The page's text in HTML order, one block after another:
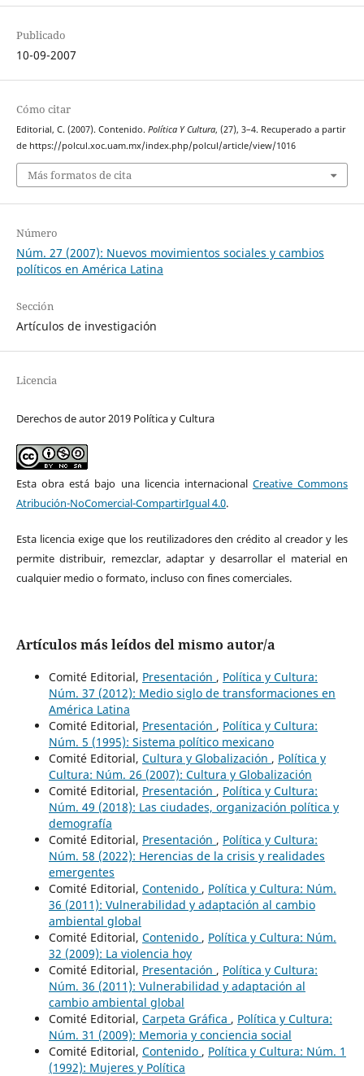
Publicado
10-09-2007
Cómo citar
Editorial, C. (2007). Contenido. Política Y Cultura, (27), 3–4. Recuperado a partir
de https://polcul.xoc.uam.mx/index.php/polcul/article/view/1016
Más formatos de cita
Número
Núm. 27 (2007): Nuevos movimientos sociales y cambios
políticos en América Latina
Sección
Artículos de investigación
Licencia
Derechos de autor 2019 Política y Cultura
Esta obra está bajo una licencia internacional Creative Commons
Atribución-NoComercial-CompartirIgual 4.0.
Esta licencia exige que los reutilizadores den crédito al creador y les
permite distribuir, remezclar, adaptar y desarrollar el material en
cualquier medio o formato, incluso con fines comerciales.
Artículos más leídos del mismo autor/a
Comité Editorial, Presentación , Política y Cultura:
Núm. 37 (2012): Medio siglo de transformaciones en
América Latina
Comité Editorial, Presentación , Política y Cultura:
Núm. 5 (1995): Sistema político mexicano
Comité Editorial, Cultura y Globalización , Política y
Cultura: Núm. 26 (2007): Cultura y Globalización
Comité Editorial, Presentación , Política y Cultura:
Núm. 49 (2018): Las ciudades, organización política y
demografía
Comité Editorial, Presentación , Política y Cultura:
Núm. 58 (2022): Herencias de la crisis y realidades
emergentes
Comité Editorial, Contenido , Política y Cultura: Núm.
36 (2011): Vulnerabilidad y adaptación al cambio
ambiental global
Comité Editorial, Contenido , Política y Cultura: Núm.
32 (2009): La violencia hoy
Comité Editorial, Presentación , Política y Cultura:
Núm. 36 (2011): Vulnerabilidad y adaptación al
cambio ambiental global
Comité Editorial, Carpeta Gráfica , Política y Cultura:
Núm. 31 (2009): Memoria y conciencia social
Comité Editorial, Contenido , Política y Cultura: Núm. 1
(1992): Mujeres y Política